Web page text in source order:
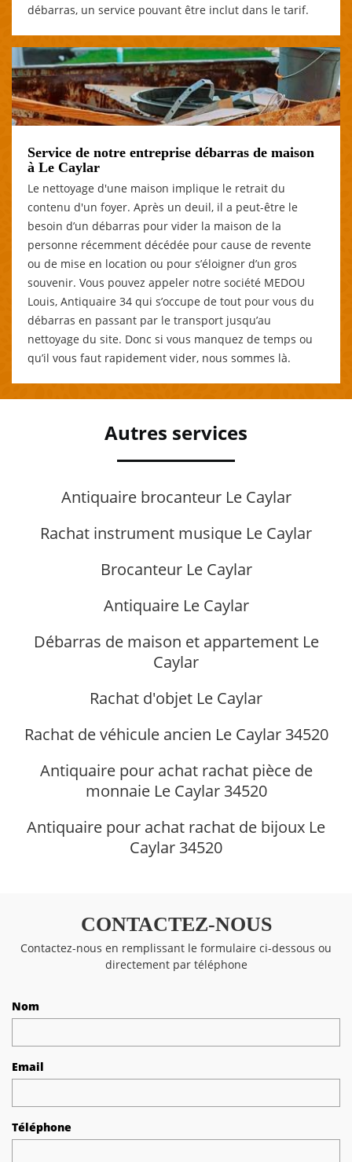
débarras, un service pouvant être inclut dans le tarif.
Service de notre entreprise débarras de maison
à Le Caylar
Le nettoyage d'une maison implique le retrait du
contenu d'un foyer. Après un deuil, il a peut-être le
besoin d’un débarras pour vider la maison de la
personne récemment décédée pour cause de revente
ou de mise en location ou pour s’éloigner d’un gros
souvenir. Vous pouvez appeler notre société MEDOU
Louis, Antiquaire 34 qui s’occupe de tout pour vous du
débarras en passant par le transport jusqu’au
nettoyage du site. Donc si vous manquez de temps ou
qu’il vous faut rapidement vider, nous sommes là.
Autres services
Antiquaire brocanteur Le Caylar
Rachat instrument musique Le Caylar
Brocanteur Le Caylar
Antiquaire Le Caylar
Débarras de maison et appartement Le
Caylar
Rachat d'objet Le Caylar
Rachat de véhicule ancien Le Caylar 34520
Antiquaire pour achat rachat pièce de
monnaie Le Caylar 34520
Antiquaire pour achat rachat de bijoux Le
Caylar 34520
CONTACTEZ-NOUS
Contactez-nous en remplissant le formulaire ci-dessous ou
directement par téléphone
Nom
Email
Téléphone